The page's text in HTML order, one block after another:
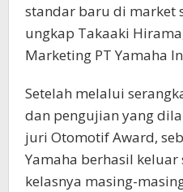
standar baru di market
ungkap Takaaki
Marketing PT Yamaha
Setelah melalui
dan pengujian yang
juri Otomotif Award,
Yamaha berhasil
kelasnya masing-